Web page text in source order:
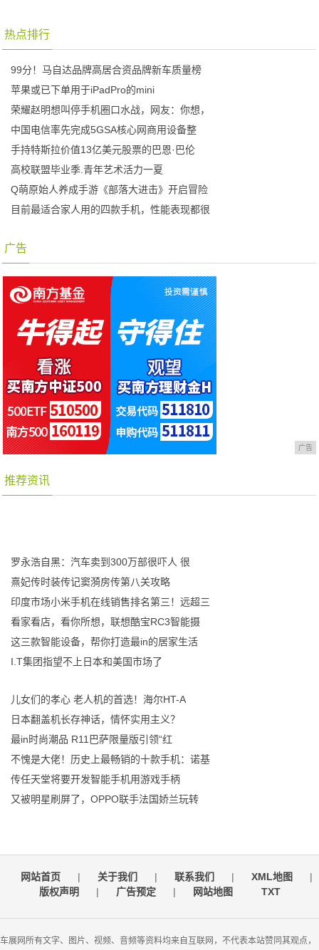
热点排行
99分！马自达品牌高居合资品牌新车质量榜
苹果或已下单用于iPadPro的mini
荣耀赵明想叫停手机圈口水战，网友：你想，
中国电信率先完成5GSA核心网商用设备整
手持特斯拉价值13亿美元股票的巴恩·巴伦
高校联盟毕业季.青年艺术活力一夏
Q萌原始人养成手游《部落大进击》开启冒险
目前最适合家人用的四款手机，性能表现都很
广告
广告
推荐资讯
罗永浩自黑：汽车卖到300万部很吓人 很
熹妃传时装传记窦漪房传第八关攻略
印度市场小米手机在线销售排名第三！远超三
看家看店，看你所想，联想酷宝RC3智能摄
这三款智能设备，帮你打造最in的居家生活
I.T集团指望不上日本和美国市场了
儿女们的孝心 老人机的首选！海尔HT-A
日本翻盖机长存神话，情怀实用主义？
最in时尚潮品 R11巴萨限量版引领“红
不愧是大佬！历史上最畅销的十款手机：诺基
传任天堂将要开发智能手机用游戏手柄
又被明星刷屏了，OPPO联手法国娇兰玩转
网站首页 | 关于我们 | 联系我们 | XML地图
|
版权声明
| 广告预定 | 网站地图 TXT
车展网所有文字、图片、视频、音频等资料均来自互联网，不代表本站赞同其观点，